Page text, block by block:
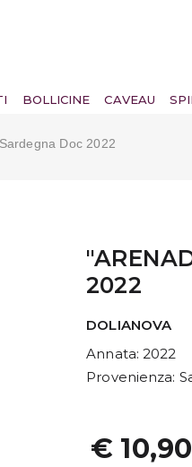
BOLLICINE CAVEAU
Doc 2022
2022
DOLIANOVA
Annata: 2022
Provenienza:
€ 10,90